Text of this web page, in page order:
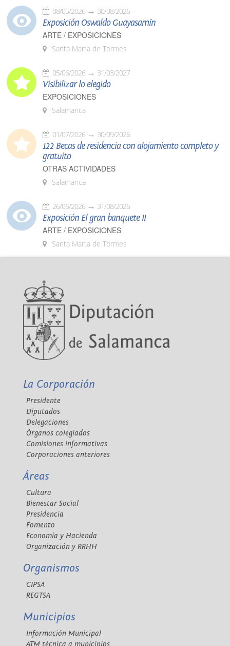
08/05/2026 30/08/2026
Exposición Oswaldo Guayasamín
ARTE / EXPOSICIONES
Santa Marta de Tormes
05/06/2026 31/03/2027
Visibilizar lo elegido
EXPOSICIONES
Salamanca
01/07/2026 30/09/2026
122 Becas de residencia con alojamiento completo y
gratuito
OTRAS ACTIVIDADES
Salamanca
26/06/2026 31/08/2026
Exposición El gran banquete II
ARTE / EXPOSICIONES
Santa Marta de Tormes
La Corporación
Presidente
Diputados
Delegaciones
Órganos colegiados
Comisiones informativas
Corporaciones anteriores
Áreas
Cultura
Bienestar Social
Presidencia
Fomento
Economía y Hacienda
Organización y RRHH
Organismos
CIPSA
REGTSA
Municipios
Información Municipal
ATM técnica a municipios